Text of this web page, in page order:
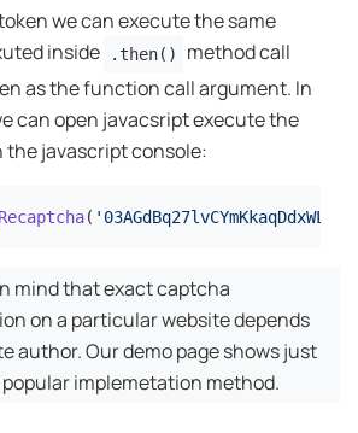
we can execute the same
inside
.then()
method call
as the function call argument. In
can open javacsript execute the
the javascript console:
(نسخ
mind that exact captcha
on a particular website depends
author. Our demo page shows just
implemetation method.